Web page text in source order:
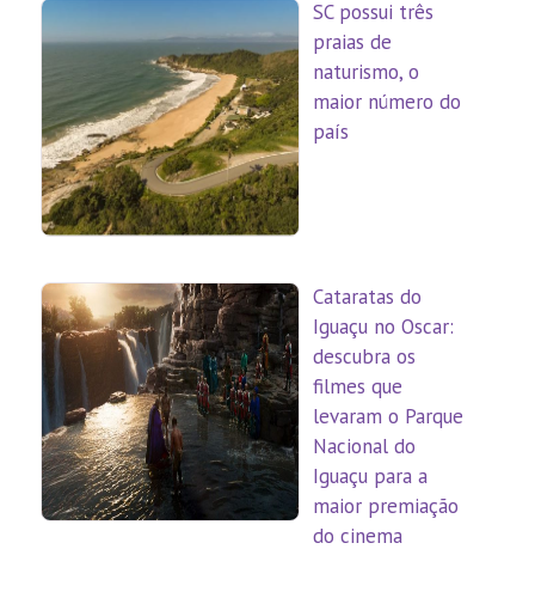
SC possui três
praias de
naturismo, o
maior número do
país
Cataratas do
Iguaçu no Oscar:
descubra os
filmes que
levaram o Parque
Nacional do
Iguaçu para a
maior premiação
do cinema